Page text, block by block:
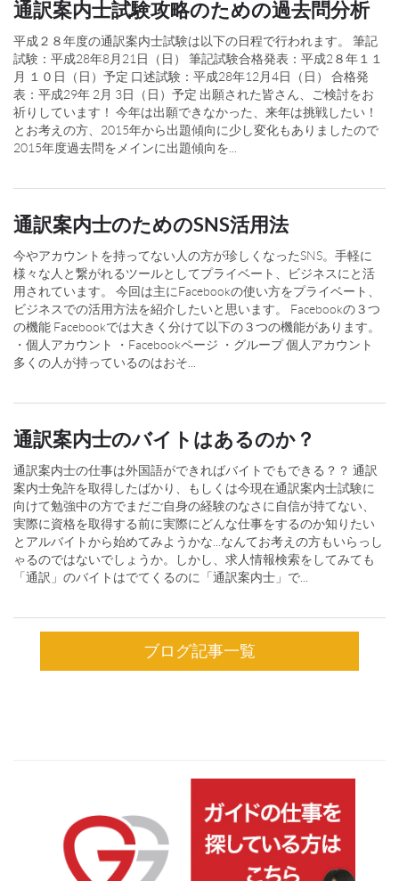
通訳案内士試験攻略のための過去問分析
平成２８年度の通訳案内士試験は以下の日程で行われます。 筆記
試験：平成28年8月21日（日） 筆記試験合格発表：平成2８年１１
月 １０日（日）予定 口述試験：平成28年12月4日（日） 合格発
表：平成29年 2月 3日（日）予定 出願された皆さん、ご検討をお
祈りしています！ 今年は出願できなかった、来年は挑戦したい！
とお考えの方、2015年から出題傾向に少し変化もありましたので
2015年度過去問をメインに出題傾向を...
通訳案内士のためのSNS活用法
今やアカウントを持ってない人の方が珍しくなったSNS。手軽に
様々な人と繋がれるツールとしてプライベート、ビジネスにと活
用されています。 今回は主にFacebookの使い方をプライベート、
ビジネスでの活用方法を紹介したいと思います。 Facebookの３つ
の機能 Facebookでは大きく分けて以下の３つの機能があります。
・個人アカウント ・Facebookページ ・グループ 個人アカウント
多くの人が持っているのはおそ...
通訳案内士のバイトはあるのか？
通訳案内士の仕事は外国語ができればバイトでもできる？？ 通訳
案内士免許を取得したばかり、もしくは今現在通訳案内士試験に
向けて勉強中の方でまだご自身の経験のなさに自信が持てない、
実際に資格を取得する前に実際にどんな仕事をするのか知りたい
とアルバイトから始めてみようかな...なんてお考えの方もいらっし
ゃるのではないでしょうか。しかし、求人情報検索をしてみても
「通訳」のバイトはでてくるのに「通訳案内士」で...
ブログ記事一覧